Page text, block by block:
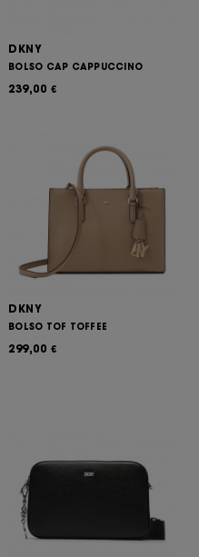
DKNY
BOLSO CAP CAPPUCCINO
239,00 €
DKNY
BOLSO TOF TOFFEE
299,00 €